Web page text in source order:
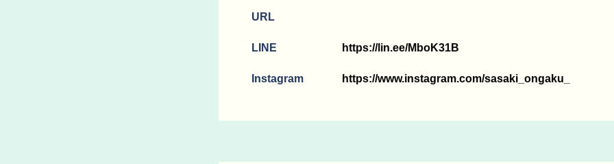
URL
LINE https://lin.ee/MboK31B
Instagram https://www.instagram.com/sasaki_ongaku_